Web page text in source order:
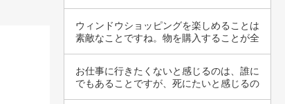
ウィンドウショッピングを楽しめることは
素敵なことですね。物を購入することが全
お仕事に行きたくないと感じるのは、誰に
でもあることですが、死にたいと感じるの